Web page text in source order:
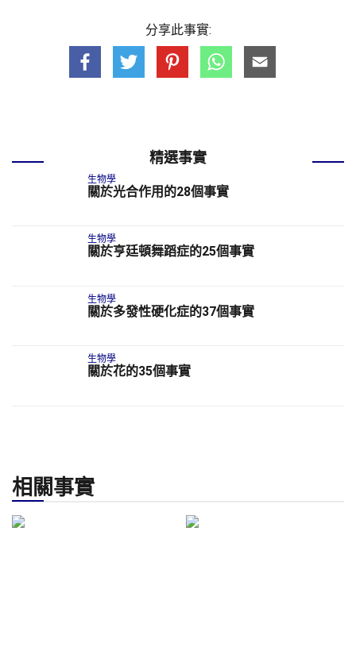
分享此事實:
精選事實
生物學
關於光合作用的28個事實
生物學
關於亨廷頓舞蹈症的25個事實
生物學
關於多發性硬化症的37個事實
生物學
關於花的35個事實
相關事實